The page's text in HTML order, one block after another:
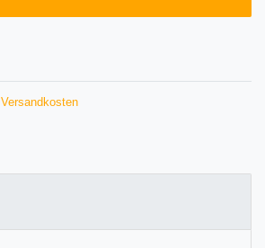
Versandkosten